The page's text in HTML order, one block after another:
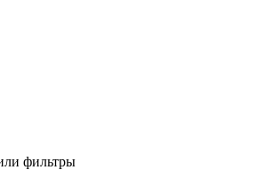
фильтры